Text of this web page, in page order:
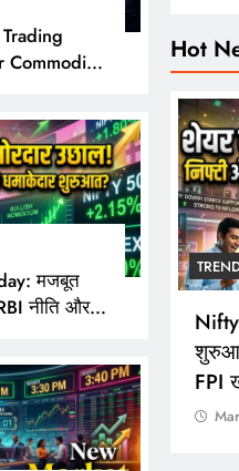
Commodity
मजबूत
नीति और
Hot
Trading
FPI